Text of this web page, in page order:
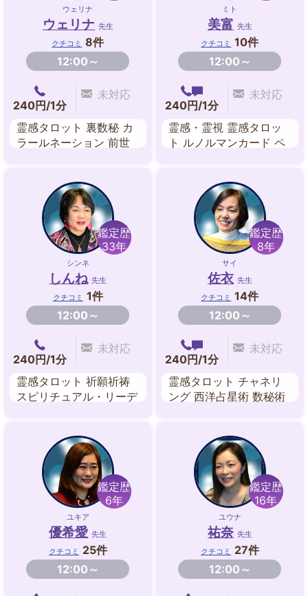
ウェリナ
ウェリナ 先生
クチコミ
8件
12:00～
240円/1分
未対応
霊感タロット 裏数秘 カ
ラールネーション 前世
ミト
美富 先生
クチコミ
10件
12:00～
240円/1分
未対応
霊感・霊視 霊感タロッ
ト ルノルマンカード ペ
鑑定歴
33年
シンネ
しんね 先生
クチコミ 1件
12:00～
240円/1分
未対応
霊感タロット 祈願祈祷
スピリチュアル・リーデ
鑑定歴
8年
サイ
佐衣 先生
クチコミ
14件
12:00～
240円/1分
未対応
霊感タロット チャネリ
ング 西洋占星術 数秘術
寄せ ブロック解除
鑑定歴
6年
ユキア
優希愛 先生
クチコミ
25件
12:00～
鑑定歴
16年
ユウナ
祐奈 先生
クチコミ
27件
12:00～